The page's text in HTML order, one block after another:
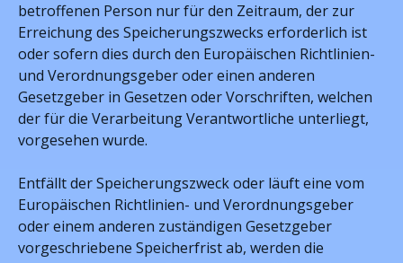
betroffenen Person nur für den Zeitraum, der zur
Erreichung des Speicherungszwecks erforderlich ist
oder sofern dies durch den Europäischen Richtlinien-
und Verordnungsgeber oder einen anderen
Gesetzgeber in Gesetzen oder Vorschriften, welchen
der für die Verarbeitung Verantwortliche unterliegt,
vorgesehen wurde.
Entfällt der Speicherungszweck oder läuft eine vom
Europäischen Richtlinien- und Verordnungsgeber
oder einem anderen zuständigen Gesetzgeber
vorgeschriebene Speicherfrist ab, werden die